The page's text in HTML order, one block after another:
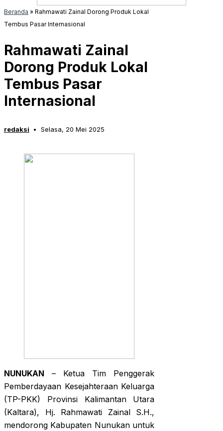
Beranda » Rahmawati Zainal Dorong Produk Lokal
Tembus Pasar Internasional
Rahmawati Zainal
Dorong Produk Lokal
Tembus Pasar
Internasional
redaksi Selasa, 20 Mei 2025
NUNUKAN – Ketua Tim Penggerak
Pemberdayaan Kesejahteraan Keluarga
(TP-PKK) Provinsi Kalimantan Utara
(Kaltara), Hj. Rahmawati Zainal S.H.,
mendorong Kabupaten Nunukan untuk